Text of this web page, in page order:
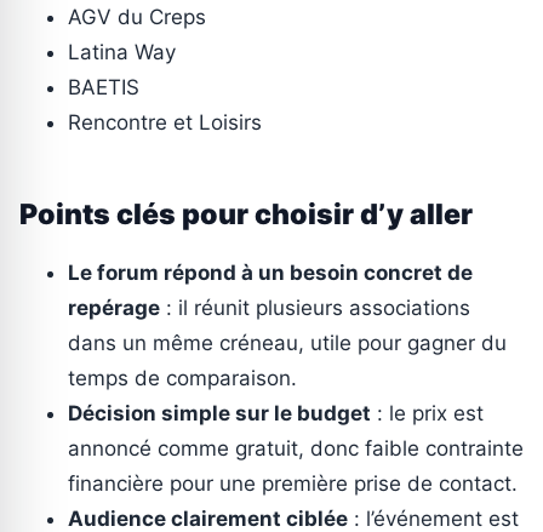
AGV du Creps
Latina Way
BAETIS
Rencontre et Loisirs
Points clés pour choisir d’y aller
Le forum répond à un besoin concret de
repérage : il réunit plusieurs associations
dans un même créneau, utile pour gagner du
temps de comparaison.
Décision simple sur le budget : le prix est
annoncé comme gratuit, donc faible contrainte
financière pour une première prise de contact.
Audience clairement ciblée : l’événement est